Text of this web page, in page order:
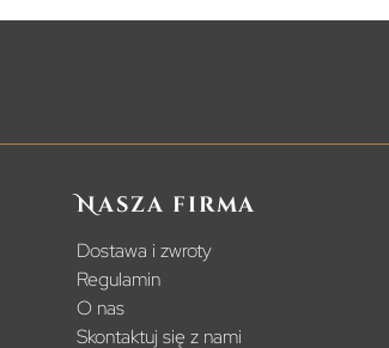
Nasza firma
Dostawa i zwroty
Regulamin
O nas
Skontaktuj się z nami